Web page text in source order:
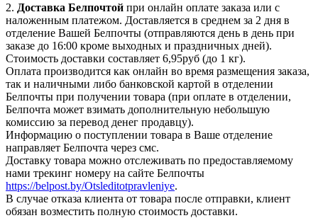
2. Доставка Белпочтой при онлайн оплате заказа или с
наложенным платежом. Доставляется в среднем за 2 дня в
отделение Вашей Белпочты (отправляются день в день при
заказе до 16:00 кроме выходных и праздничных дней).
Стоимость доставки составляет 6,95руб (до 1 кг).
Оплата производится как онлайн во время размещения заказа,
так и наличными либо банковской картой в отделении
Белпочты при получении товара (при оплате в отделении,
Белпочта может взимать дополнительную небольшую
комиссию за перевод денег продавцу).
Информацию о поступлении товара в Ваше отделение
направляет Белпочта через смс.
Доставку товара можно отслеживать по предоставляемому
нами трекинг номеру на сайте Белпочты
https://belpost.by/Otsleditotpravleniye.
В случае отказа клиента от товара после отправки, клиент
обязан возместить полную стоимость доставки.